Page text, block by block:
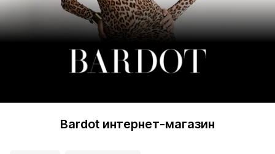
Bardot интернет-магазин